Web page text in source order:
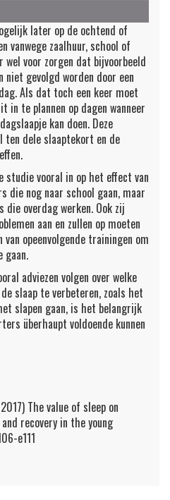
later op de ochtend of
vanwege zaalhuur, school of
voor zorgen dat bijvoorbeeld
gevolgd worden door een
Als dat toch een keer moet
te plannen op dagen wanneer
kan doen. Deze
ten dele slaaptekort en de
studie vooral in op het effect van
die nog naar school gaan, maar
overdag werken. Ook zij
aan en zullen op moeten
opeenvolgende trainingen om
gaan.
adviezen volgen over welke
slaap te verbeteren, zoals het
slapen gaan, is het belangrijk
überhaupt voldoende kunnen
The value of sleep on
recovery in the young
e111